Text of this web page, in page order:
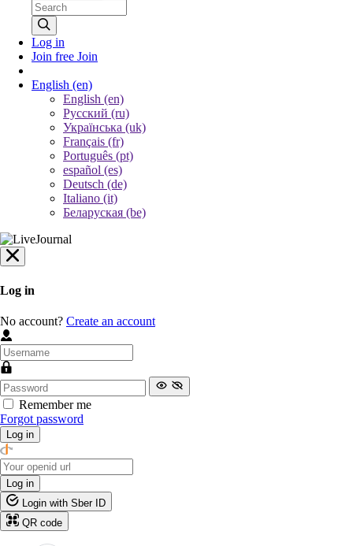
Log in
Join free Join
English (en)
English (en)
Русский (ru)
Українська (uk)
Français (fr)
Português (pt)
español (es)
Deutsch (de)
Italiano (it)
Беларуская (be)
Log in
No account? Create an account
Remember me
Forgot password
Log in
Log in
Login with Sber ID
QR code